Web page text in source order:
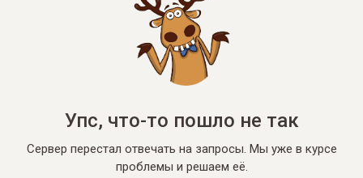
Упс, что-то пошло не так
Сервер перестал отвечать на запросы. Мы уже в курсе
проблемы и решаем её.